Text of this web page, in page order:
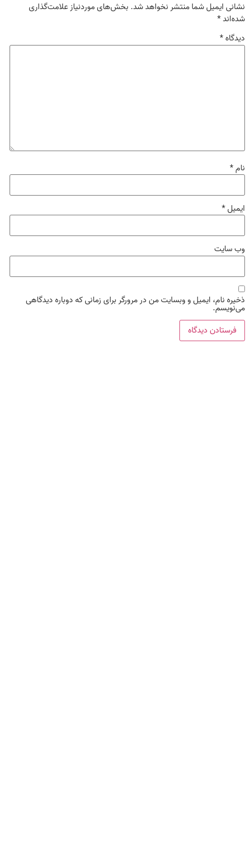
نشانی ایمیل شما منتشر نخواهد شد. بخش‌های موردنیاز علامت‌گذاری
شده‌اند*
دیدگاه*
نام*
ایمیل*
وب‌ سایت
ذخیره نام، ایمیل و وبسایت من در مرورگر برای زمانی که دوباره دیدگاهی
می‌نویسم.